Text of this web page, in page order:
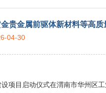
贵金属前驱体新材料等高质
04-30
项目启动仪式在渭南市华州区